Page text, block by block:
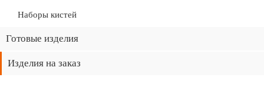
Наборы кистей
Готовые изделия
Изделия на заказ